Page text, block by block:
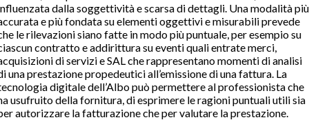
dalla soggettività e scarsa di dettagli. Una modalità più
e più fondata su elementi oggettivi e misurabili prevede
le rilevazioni siano fatte in modo più puntuale, per esempio su
contratto e addirittura su eventi quali entrate merci,
di servizi e SAL che rappresentano momenti di analisi
una prestazione propedeutici all’emissione di una fattura. La
digitale dell’Albo può permettere al professionista che
usufruito della fornitura, di esprimere le ragioni puntuali utili sia
autorizzare la fatturazione che per valutare la prestazione.